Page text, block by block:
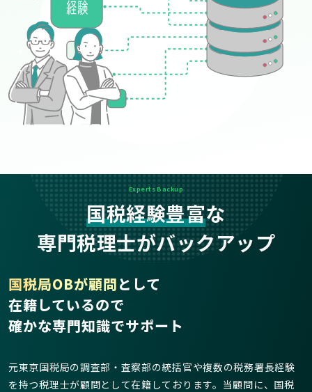
Experts Backup
国税経験豊富な
専門税理士がバックアップ
国税局OBが顧問として
在籍しているので
確かな専門知識でサポート
元東京国税局の調査部・査察部の統括官や複数の税務署長経験
を持つ税理士が顧問として在籍しております。当顧問に、国税